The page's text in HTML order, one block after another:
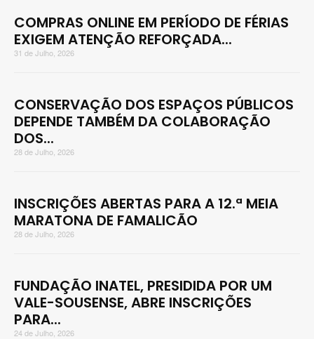
COMPRAS ONLINE EM PERÍODO DE FÉRIAS
EXIGEM ATENÇÃO REFORÇADA...
31 de Julho, 2026
CONSERVAÇÃO DOS ESPAÇOS PÚBLICOS
DEPENDE TAMBÉM DA COLABORAÇÃO
DOS...
28 de Julho, 2026
INSCRIÇÕES ABERTAS PARA A 12.ª MEIA
MARATONA DE FAMALICÃO
28 de Julho, 2026
FUNDAÇÃO INATEL, PRESIDIDA POR UM
VALE-SOUSENSE, ABRE INSCRIÇÕES
PARA...
24 de Julho, 2026